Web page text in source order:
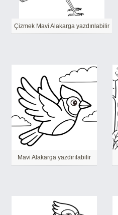
Çizmek Mavi Alakarga yazdırılabilir
Mavi Alakarga yazdırılabilir